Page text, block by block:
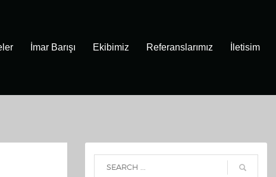
İmar Barışı Ekibimiz Referanslarımız İletisim